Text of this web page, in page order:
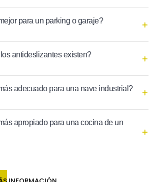
para un parking o garaje?
antideslizantes existen?
adecuado para una nave industrial?
apropiado para una cocina de un